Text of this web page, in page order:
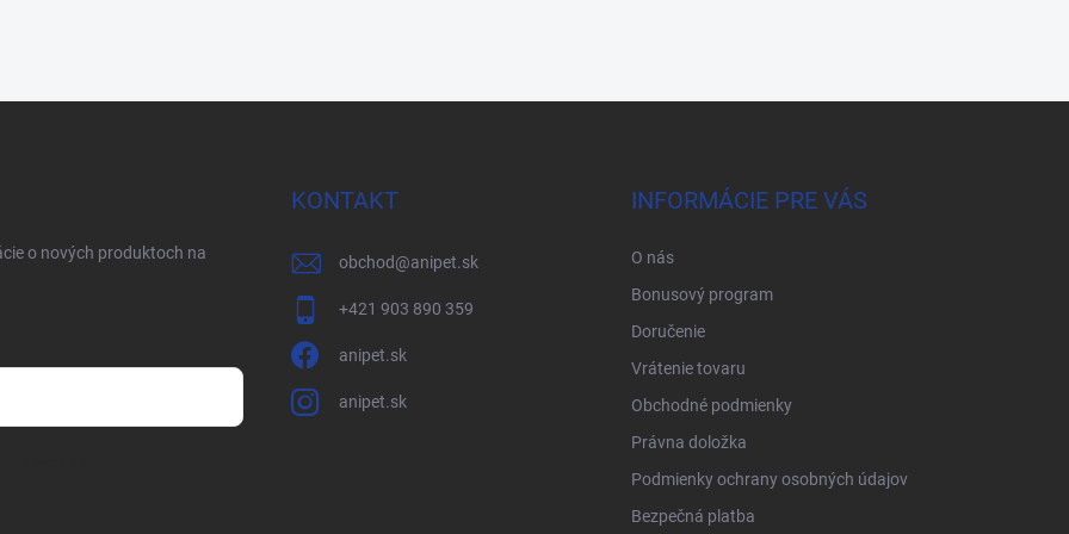
o nových produktoch na
KONTAKT
obchod@anipet.sk
+421 903 890 359
anipet.sk
anipet.sk
INFORMÁCIE PRE VÁS
O nás
Bonusový program
Doručenie
Vrátenie tovaru
Obchodné podmienky
Právna doložka
Podmienky ochrany osobných údajov
Bezpečná platba